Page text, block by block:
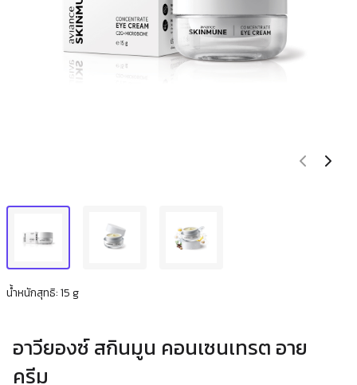
น้ำหนักสุทธิ: 15 g
อาวียองซ์ สกินมูน คอนเซนเทรต อาย
ครีม